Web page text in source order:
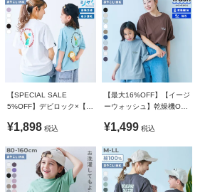
シルエット 大人 ボーダー 半袖Tシャツ
素材
が良く、汗ばむ季節にも快適な着心地。
ため、ご家庭でのお洗濯にも適していま
»サイズガイド
：綿95% ポリウレタン5%
ート洗い) / 漂白剤使用不可 / 乾燥機使用
【SPECIAL SALE
5%OFF】デビロック×【ア
感 大人 アイスプリント 半
¥1,898 税込
【最大16%OFF】【イージ
ーウォッシュ】乾燥機OK
袖Tシャツ
¥1,499 税込